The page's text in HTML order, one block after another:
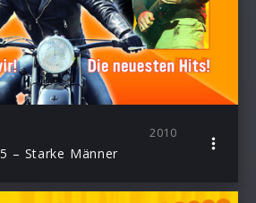
2010
– Starke Männer